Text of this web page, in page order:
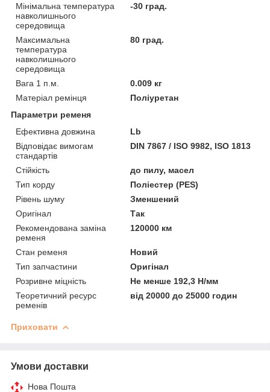
Мінімальна температура
навколишнього
середовища
-30 град.
Максимальна
температура
навколишнього
середовища
80 град.
Вага 1 п.м.
0.009 кг
Матеріал ремінця
Поліуретан
Параметри ременя
Ефективна довжина
Lb
Відповідає вимогам
стандартів
DIN 7867 / ISO 9982, ISO 1813
Стійкість
до пилу, масел
Тип корду
Поліестер (PES)
Рівень шуму
Зменшений
Оригінал
Так
Рекомендована заміна
ременя
120000 км
Стан ременя
Новий
Тип запчастини
Оригінал
Розривне міцність
Не менше 192,3 Н/мм
Теоретичний ресурс
ременів
від 20000 до 25000 годин
Приховати
Умови доставки
Нова Пошта